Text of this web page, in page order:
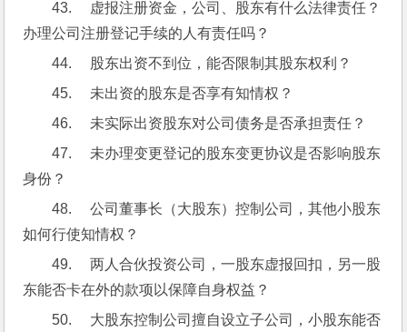
43.     虚报注册资金，公司、股东有什么法律责任？
办理公司注册登记手续的人有责任吗？
44.     股东出资不到位，能否限制其股东权利？
45.     未出资的股东是否享有知情权？
46.     未实际出资股东对公司债务是否承担责任？
47.     未办理变更登记的股东变更协议是否影响股东
身份？
48.     公司董事长（大股东）控制公司，其他小股东
如何行使知情权？
49.     两人合伙投资公司，一股东虚报回扣，另一股
东能否卡在外的款项以保障自身权益？
50.     大股东控制公司擅自设立子公司，小股东能否